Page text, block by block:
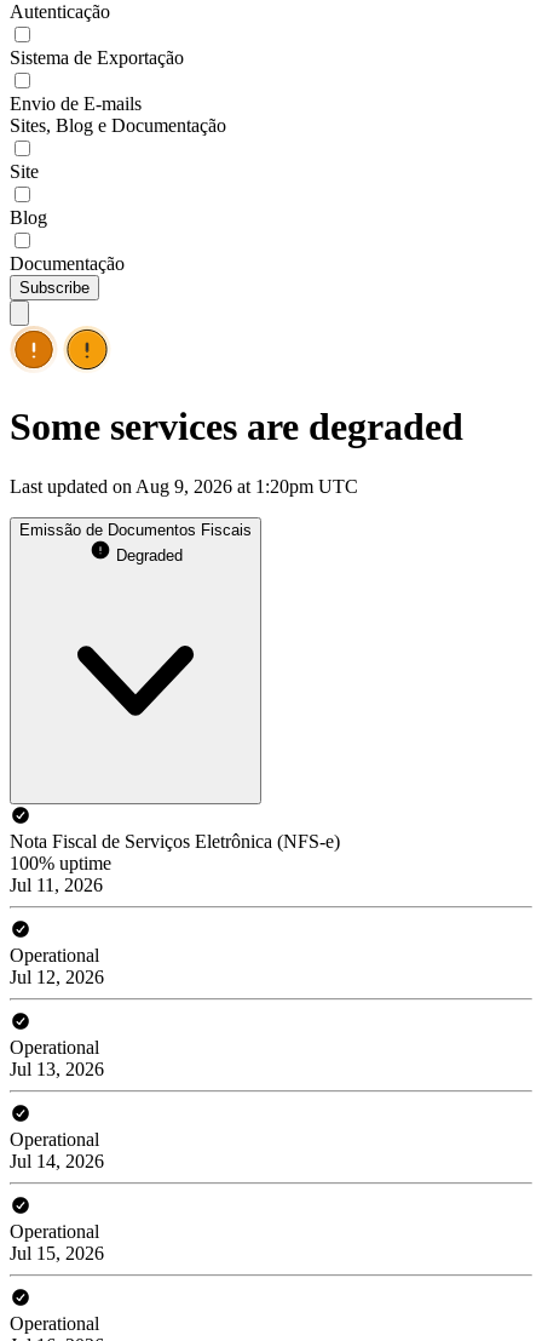
Autenticação
Sistema de Exportação
Envio de E-mails
Sites, Blog e Documentação
Site
Blog
Documentação
Subscribe
Some services are degraded
Last updated on Aug 9, 2026 at 1:20pm UTC
Emissão de Documentos Fiscais
Degraded
Nota Fiscal de Serviços Eletrônica (NFS-e)
100% uptime
Jul 11, 2026
Operational
Jul 12, 2026
Operational
Jul 13, 2026
Operational
Jul 14, 2026
Operational
Jul 15, 2026
Operational